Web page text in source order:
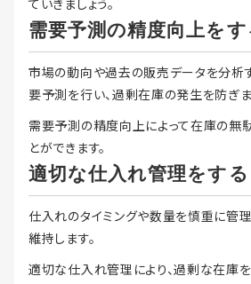
ていきましょう。
需要予測の精度向上をす
市場の動向や過去の販売データを分析
要予測を行い、過剰在庫の発生を防ぎま
需要予測の精度向上によって在庫の無
とができます。
適切な仕入れ管理をする
仕入れのタイミングや数量を慎重に管
維持します。
適切な仕入れ管理により、過剰な在庫